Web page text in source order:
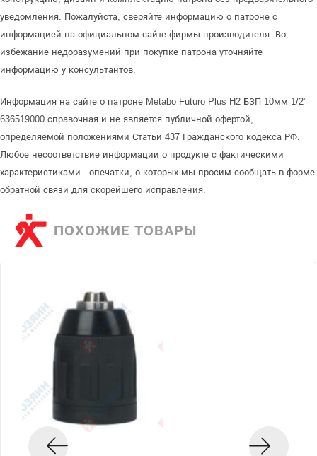
уведомления. Пожалуйста, сверяйте информацию о патроне с
информацией на официальном сайте фирмы-производителя. Во
избежание недоразумений при покупке патрона уточняйте
информацию у консультантов.
Информация на сайте о патроне Metabo Futuro Plus H2 БЗП 10мм 1/2"
636519000 справочная и не является публичной офертой,
определяемой положениями Статьи 437 Гражданского кодекса РФ.
Любое несоответствие информации о продукте с фактическими
характеристиками - опечатки, о которых мы просим сообщать в форме
обратной связи для скорейшего исправления.
ПОХОЖИЕ ТОВАРЫ